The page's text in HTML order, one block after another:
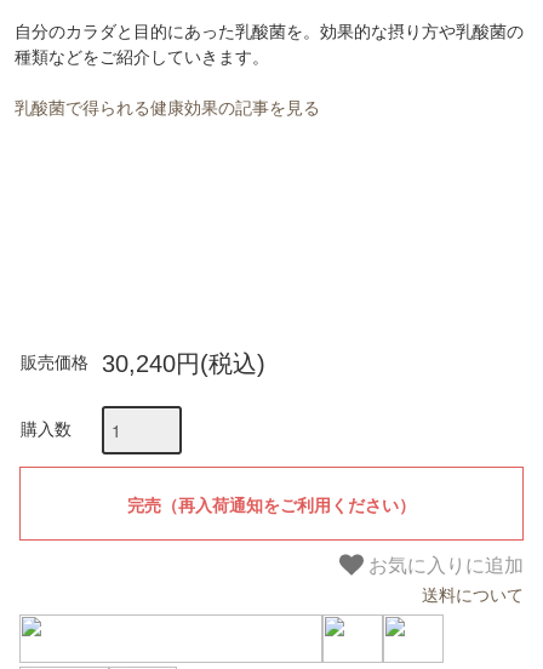
自分のカラダと目的にあった乳酸菌を。効果的な摂り方や乳酸菌の
種類などをご紹介していきます。
乳酸菌で得られる健康効果の記事を見る
販売価格 30,240円(税込)
購入数
お気に入りに追加
送料について